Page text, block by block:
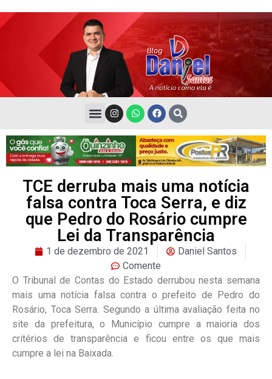
TCE derruba mais uma notícia
falsa contra Toca Serra, e diz
que Pedro do Rosário cumpre
Lei da Transparência
1 de dezembro de 2021
Daniel Santos
Comente
O Tribunal de Contas do Estado derrubou nesta semana
mais uma notícia falsa contra o prefeito de Pedro do
Rosário, Toca Serra. Segundo a última avaliação feita no
site da prefeitura, o Município cumpre a maioria dos
critérios de transparência e ficou entre os que mais
cumpre a lei na Baixada.